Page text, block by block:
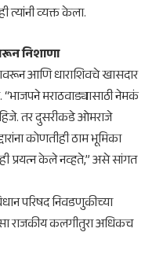
त्यांनी व्यक्त केला.
निशाणा
आणि धाराशिवचे खासदार
मराठवाड्यासाठी नेमकं
तर दुसरीकडे ओमराजे
कोणतीही ठाम भूमिका
प्रयत्न केले नव्हते,” असे सांगत
परिषद निवडणुकीच्या
राजकीय कलगीतुरा अधिकच